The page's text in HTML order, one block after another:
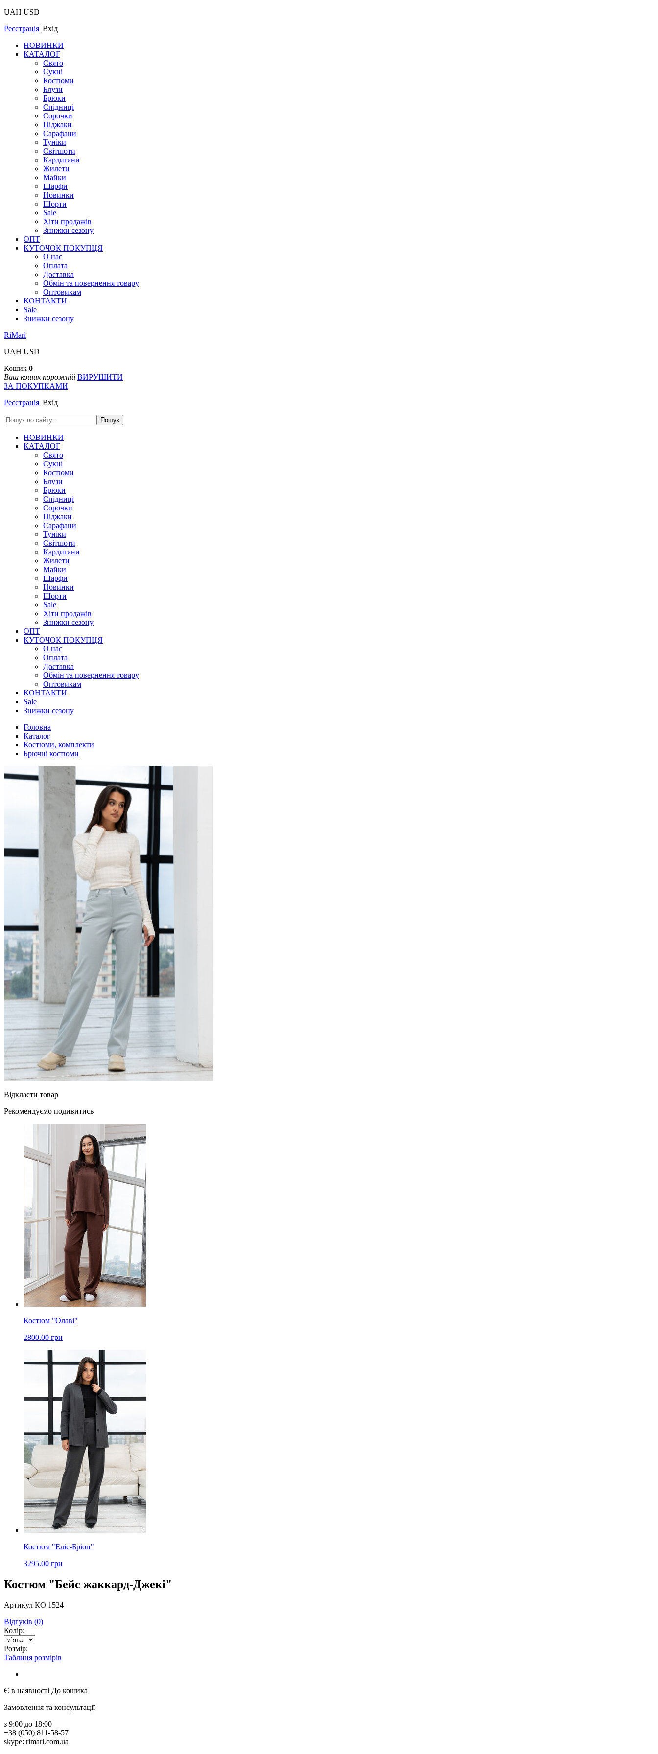
UAH USD
Реєстрація| Вхід
НОВИНКИ
КАТАЛОГ
Свято
Сукні
Костюми
Блузи
Брюки
Спідниці
Сорочки
Піджаки
Сарафани
Туніки
Світшоти
Кардигани
Жилети
Майки
Шарфи
Новинки
Шорти
Sale
Хіти продажів
Знижки сезону
ОПТ
КУТОЧОК ПОКУПЦЯ
О нас
Оплата
Доставка
Обмін та повернення товару
Оптовикам
КОНТАКТИ
Sale
Знижки сезону
RiMari
UAH USD
Кошик 0
Ваш кошик порожній ВИРУШИТИ
ЗА ПОКУПКАМИ
Реєстрація| Вхід
Пошук
НОВИНКИ
КАТАЛОГ
Свято
Сукні
Костюми
Блузи
Брюки
Спідниці
Сорочки
Піджаки
Сарафани
Туніки
Світшоти
Кардигани
Жилети
Майки
Шарфи
Новинки
Шорти
Sale
Хіти продажів
Знижки сезону
ОПТ
КУТОЧОК ПОКУПЦЯ
О нас
Оплата
Доставка
Обмін та повернення товару
Оптовикам
КОНТАКТИ
Sale
Знижки сезону
Головна
Каталог
Костюми, комплекти
Брючні костюми
Відкласти товар
Рекомендуємо подивитись
Костюм "Олаві"
2800.00 грн
Костюм "Еліс-Бріон"
3295.00 грн
Костюм "Бейс жаккард-Джекі"
Артикул КО 1524
Відгуків (0)
Колір:
Розмір:
Таблиця розмірів
Є в наявності До кошика
Замовлення та консультації
з 9:00 до 18:00
+38 (050) 811-58-57
skype: rimari.com.ua